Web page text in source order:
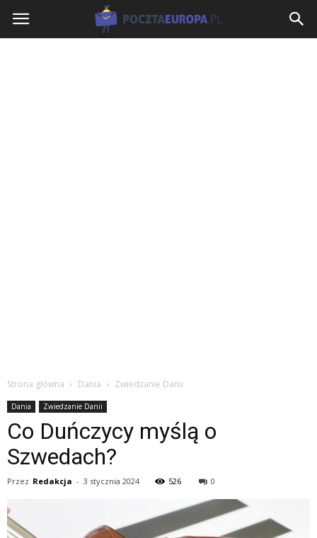
PocztaEuropa.pl
Strona główna Dania Zwiedzanie Danii
Dania Zwiedzanie Danii
Co Duńczycy myślą o
Szwedach?
Przez Redakcja - 3 stycznia 2024 526 0